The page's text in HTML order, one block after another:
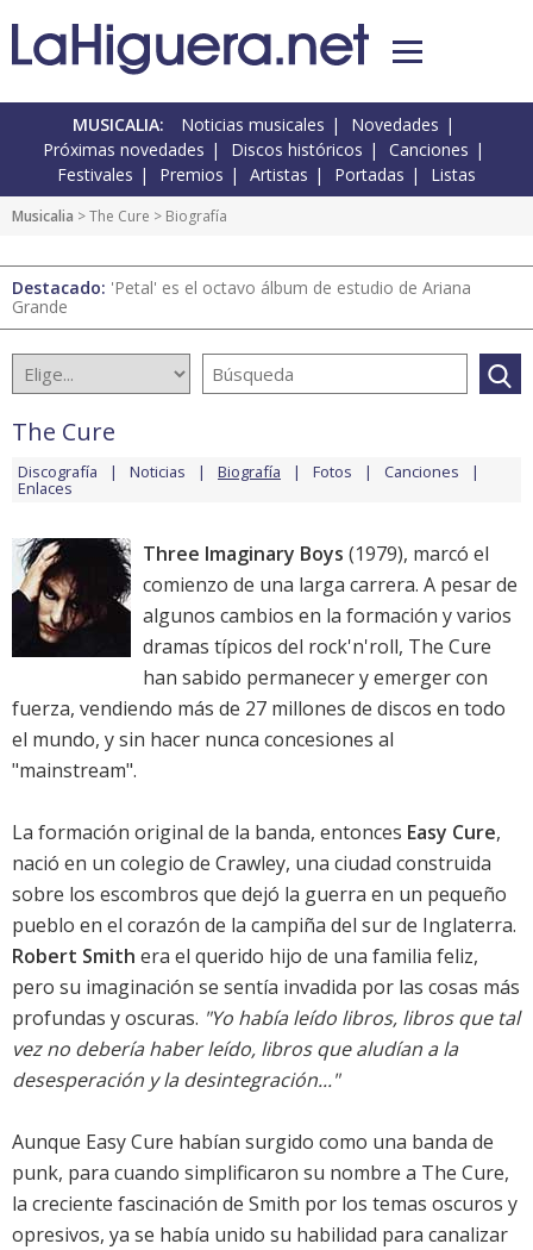
MUSICALIA: Noticias musicales
Novedades
Próximas novedades
Discos históricos
Canciones
Festivales
Premios Artistas Portadas Listas
Musicalia >The Cure > Biografía
Destacado: 'Petal' es el octavo álbum de estudio de Ariana
Grande
The Cure
Discografía Noticias Biografía Fotos Canciones
Enlaces
Three Imaginary Boys (1979), marcó el
comienzo de una larga carrera. A pesar de
algunos cambios en la formación y varios
dramas típicos del rock'n'roll, The Cure
han sabido permanecer y emerger con
fuerza, vendiendo más de 27 millones de discos en todo
el mundo, y sin hacer nunca concesiones al
"mainstream".
La formación original de la banda, entonces Easy Cure,
nació en un colegio de Crawley, una ciudad construida
sobre los escombros que dejó la guerra en un pequeño
pueblo en el corazón de la campiña del sur de Inglaterra.
Robert Smith era el querido hijo de una familia feliz,
pero su imaginación se sentía invadida por las cosas más
profundas y oscuras. "Yo había leído libros, libros que tal
vez no debería haber leído, libros que aludían a la
desesperación y la desintegración..."
Aunque Easy Cure habían surgido como una banda de
punk, para cuando simplificaron su nombre a The Cure,
la creciente fascinación de Smith por los temas oscuros y
opresivos, ya se había unido su habilidad para canalizar